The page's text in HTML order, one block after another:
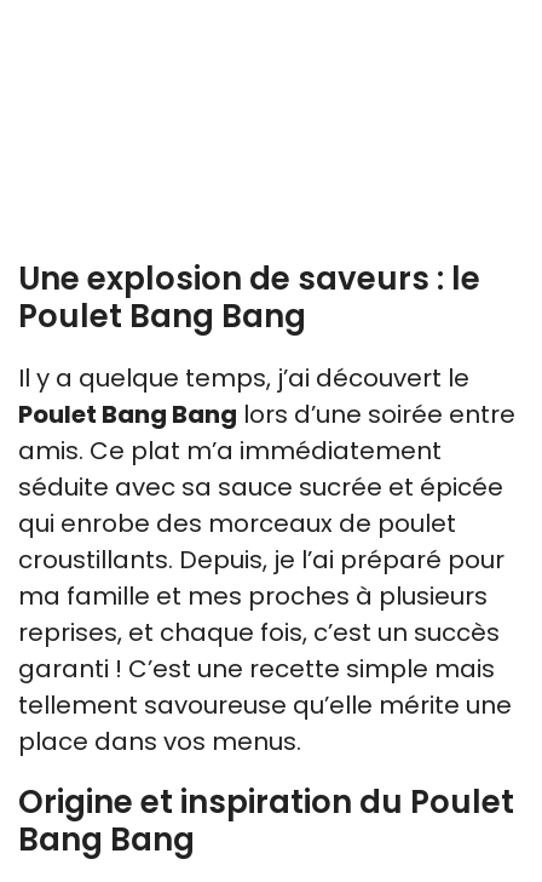
Une explosion de saveurs : le
Poulet Bang Bang
Il y a quelque temps, j’ai découvert le
Poulet Bang Bang lors d’une soirée entre
amis. Ce plat m’a immédiatement
séduite avec sa sauce sucrée et épicée
qui enrobe des morceaux de poulet
croustillants. Depuis, je l’ai préparé pour
ma famille et mes proches à plusieurs
reprises, et chaque fois, c’est un succès
garanti ! C’est une recette simple mais
tellement savoureuse qu’elle mérite une
place dans vos menus.
Origine et inspiration du Poulet
Bang Bang